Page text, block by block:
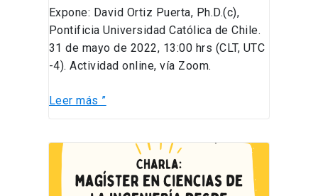
Expone: David Ortiz Puerta, Ph.D.(c),
Pontificia Universidad Católica de Chile.
31 de mayo de 2022, 13:00 hrs (CLT, UTC
-4). Actividad online, vía Zoom.
Leer más ”
Charla
Magíster